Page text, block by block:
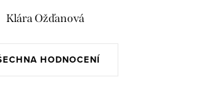
HODNOCENÍ
Klára Ožďanová